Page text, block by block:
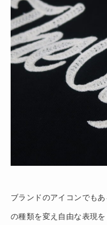
ブランドのアイコンでも
の種類を変え自由な表現を